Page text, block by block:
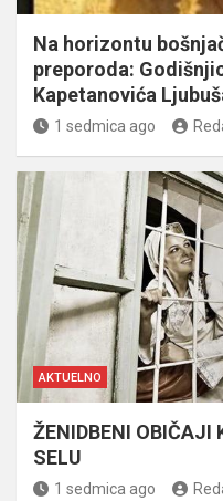
Na horizontu
preporoda:
Kapetanovića
1 sedmica ago
AKTUELNO
ŽENIDBENI OBIČAJI
SELU
1 sedmica ago